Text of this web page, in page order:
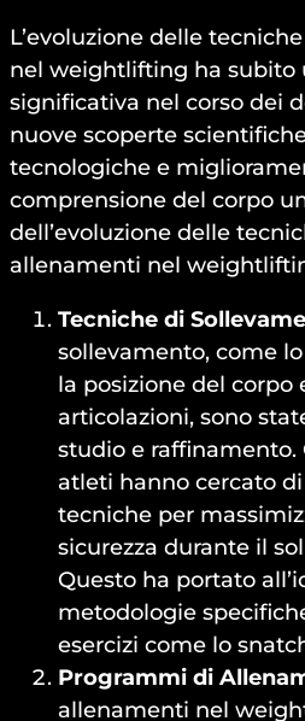
L’evoluzione delle
nel weightlifting ha subito
significativa nel corso dei
nuove scoperte
tecnologiche e
comprensione del corpo
dell’evoluzione delle
allenamenti nel
Tecniche di
sollevamento, come
la posizione del
articolazioni, sono
studio e raffinamento.
atleti hanno cercato
tecniche per
sicurezza durante il
Questo ha portato
metodologie
esercizi come lo
Programmi di
allenamenti nel